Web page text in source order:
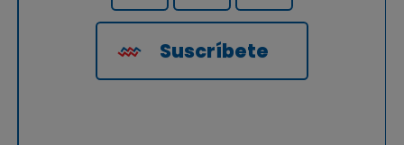
Suscríbete